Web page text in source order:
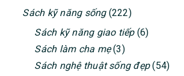
Sách kỹ năng sống(222)
Sách kỹ năng giao tiếp(6)
Sách làm cha mẹ(3)
Sách nghệ thuật sống đẹp(54)